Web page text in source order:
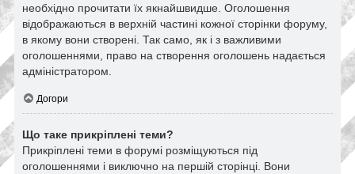
необхідно прочитати їх якнайшвидше. Оголошення
відображаються в верхній частині кожної сторінки форуму,
в якому вони створені. Так само, як і з важливими
оголошеннями, право на створення оголошень надається
адміністратором.
Догори
Що таке прикріплені теми?
Прикріплені теми в форумі розміщуються під
оголошеннями і виключно на першій сторінці. Вони